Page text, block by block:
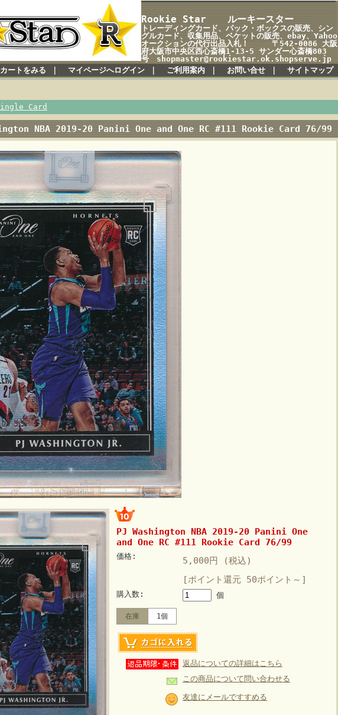
Rookie Star ルーキースター
トレーディングカード、パック・ボックスの販売、シン
グルカード、収集用品、ベケットの販売、ebay、Yahoo
オークションの代行出品入札！ 〒542-0086 大阪
府大阪市中央区西心斎橋1-13-5 サンダー心斎橋803
号 shopmaster@rookiestar.ok.shopserve.jp
カートをみる
マイページへログイン ご利用案内 お問い合せ サイトマップ
Card
NBA 2019-20 Panini One and One RC #111 Rookie Card 76/99
PJ Washington NBA 2019-20 Panini One
and One RC #111 Rookie Card 76/99
価格:
5,000円 (税込)
[ポイント還元 50ポイント～]
購入数: 個
在庫 1個
返品についての詳細はこちら
この商品について問い合わせる
友達にメールですすめる